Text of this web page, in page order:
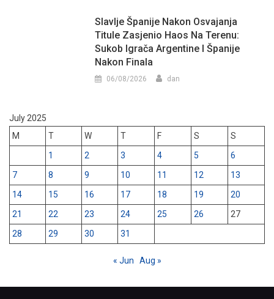
Slavlje Španije Nakon Osvajanja
Titule Zasjenio Haos Na Terenu:
Sukob Igrača Argentine I Španije
Nakon Finala
06/08/2026 dan
July 2025
M
T W T F S
S
1
2 3 4 5
6
7
8 9 10 11 12
13
14
15 16 17 18 19
20
21
22 23 24 25 26
27
28
29 30 31
« Jun Aug »